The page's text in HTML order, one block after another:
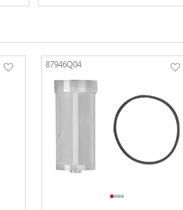
87946Q04